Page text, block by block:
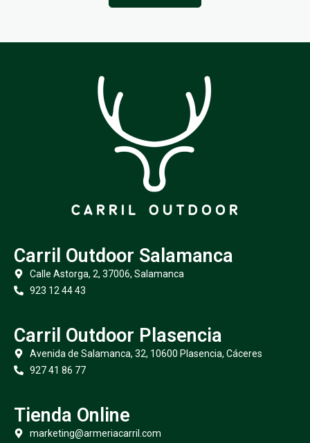
Carril Outdoor Salamanca
Calle Astorga, 2, 37006, Salamanca
923 12 44 43
Carril Outdoor Plasencia
Avenida de Salamanca, 32, 10600 Plasencia, Cáceres
927 41 86 77
Tienda Online
marketing@armeriacarril.com